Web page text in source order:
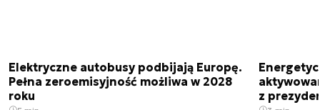
Elektryczne autobusy podbijają Europę.
Pełna zeroemisyjność możliwa w 2028
roku
z